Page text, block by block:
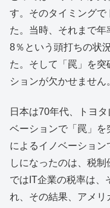
す。そのタイミングで
た。当時、それまで年
8％という頭打ちの状
た。そして「罠」を
ションが欠かせません
日本は70年代、トヨ
ベーションで「罠」
によるイノベーショ
しになったのは、税
ではIT企業の税率は、
れ、その結果、アメ